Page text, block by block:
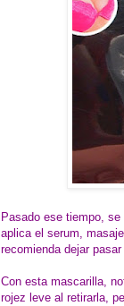
Pasado ese tiempo,
aplica el serum,
recomienda dejar
Con esta mascarilla,
rojez leve al retirarla,